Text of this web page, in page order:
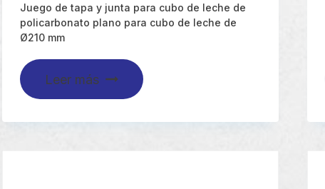
Juego de tapa y junta para cubo de leche de
policarbonato plano para cubo de leche de
Ø210 mm
Leer más